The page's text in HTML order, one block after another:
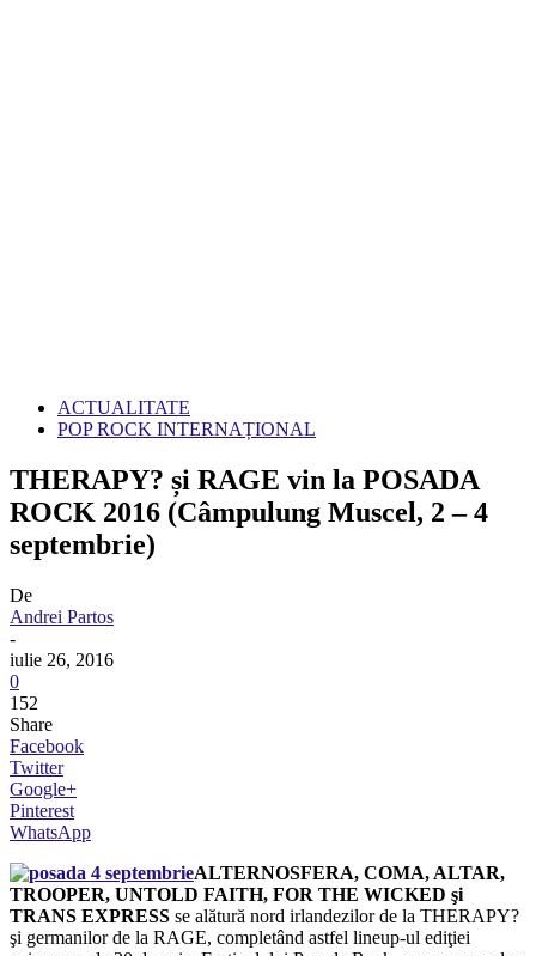
ACTUALITATE
POP ROCK INTERNAȚIONAL
THERAPY? și RAGE vin la POSADA
ROCK 2016 (Câmpulung Muscel, 2 – 4
septembrie)
De
Andrei Partos
-
iulie 26, 2016
0
152
Share
Facebook
Twitter
Google+
Pinterest
WhatsApp
ALTERNOSFERA, COMA, ALTAR,
TROOPER, UNTOLD FAITH, FOR THE WICKED şi
TRANS EXPRESS se alătură nord irlandezilor de la THERAPY?
şi germanilor de la RAGE, completând astfel lineup-ul ediţiei